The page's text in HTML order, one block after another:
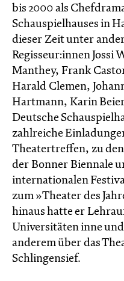
bis 2000 als
Schauspielhauses in
dieser Zeit unter
Regisseur:innen Jossi
Manthey, Frank
Harald Clemen,
Hartmann, Karin
Deutsche
zahlreiche
Theatertreffen, zu
der Bonner Biennale
internationalen
zum »Theater des
hinaus hatte er
Universitäten inne
anderem über das
Schlingensief.